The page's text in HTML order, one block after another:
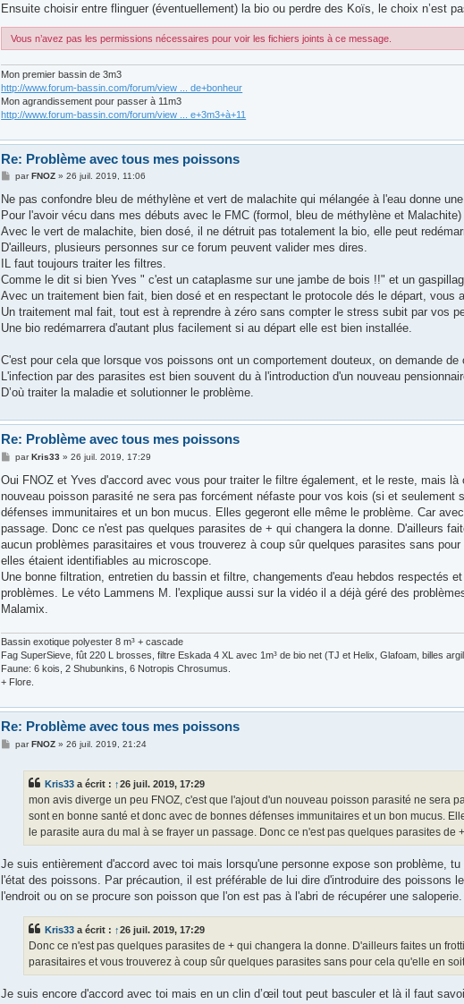
Ensuite choisir entre flinguer (éventuellement) la bio ou perdre des Koïs, le choix n’est
Vous n’avez pas les permissions nécessaires pour voir les fichiers joints à ce message.
Mon premier bassin de 3m3
http://www.forum-bassin.com/forum/view ... de+bonheur
Mon agrandissement pour passer à 11m3
http://www.forum-bassin.com/forum/view ... e+3m3+à+11
Re: Problème avec tous mes poissons
M
s
a
g
parFNOZ »26 juil. 2019, 11:06
Ne pas confondre bleu de méthylène et vert de malachite qui mélangée à l'eau donne
Pour l'avoir vécu dans mes débuts avec le FMC (formol, bleu de méthylène et
Avec le vert de malachite, bien dosé, il ne détruit pas totalement la bio, elle peut
D'ailleurs, plusieurs personnes sur ce forum peuvent valider mes dires.
IL faut toujours traiter les filtres.
Comme le dit si bien Yves " c'est un cataplasme sur une jambe de bois !!" et un
Avec un traitement bien fait, bien dosé et en respectant le protocole dés le départ, vous
Un traitement mal fait, tout est à reprendre à zéro sans compter le stress subit par vos
Une bio redémarrera d'autant plus facilement si au départ elle est bien installée.
C'est pour cela que lorsque vos poissons ont un comportement douteux, on demande
L'infection par des parasites est bien souvent du à l'introduction d'un nouveau
D’où traiter la maladie et solutionner le problème.
Re: Problème avec tous mes poissons
M
s
a
g
parKris33 »26 juil. 2019, 17:29
Oui FNOZ et Yves d'accord avec vous pour traiter le filtre également, et le reste, mais
nouveau poisson parasité ne sera pas forcément néfaste pour vos kois (si et seulement
défenses immunitaires et un bon mucus. Elles gegeront elle même le problème. Car
passage. Donc ce n'est pas quelques parasites de + qui changera la donne. D'ailleurs
aucun problèmes parasitaires et vous trouverez à coup sûr quelques parasites sans
elles étaient identifiables au microscope.
Une bonne filtration, entretien du bassin et filtre, changements d'eau hebdos respectés
problèmes. Le véto Lammens M. l'explique aussi sur la vidéo il a déjà géré des
Malamix.
Bassin exotique polyester 8 m³ + cascade
Fag SuperSieve, fût 220 L brosses, filtre Eskada 4 XL avec 1m³ de bio net (TJ et Helix, Glafoam, billes
Faune: 6 kois, 2 Shubunkins, 6 Notropis Chrosumus.
+ Flore.
Re: Problème avec tous mes poissons
MparFNOZ »26 juil. 2019, 21:24
Kris33 a écrit : ↑26 juil. 2019, 17:29
mon avis diverge un peu FNOZ, c'est que l'ajout d'un nouveau poisson parasité ne sera
sont en bonne santé et donc avec de bonnes défenses immunitaires et un bon mucus.
le parasite aura du mal à se frayer un passage. Donc ce n'est pas quelques parasites de
Je suis entièrement d'accord avec toi mais lorsqu'une personne expose son problème,
l'état des poissons. Par précaution, il est préférable de lui dire d'introduire des poissons
l'endroit ou on se procure son poisson que l'on est pas à l'abri de récupérer une saloperie.
Kris33 a écrit : ↑26 juil. 2019, 17:29
Donc ce n'est pas quelques parasites de + qui changera la donne. D'ailleurs faites un
parasitaires et vous trouverez à coup sûr quelques parasites sans pour cela qu'elle en soit
Je suis encore d'accord avec toi mais en un clin d’œil tout peut basculer et là il faut